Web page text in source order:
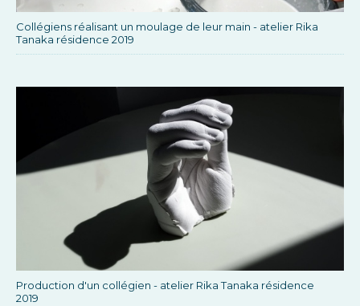
Collégiens réalisant un moulage de leur main - atelier Rika
Tanaka résidence 2019
Production d'un collégien - atelier Rika Tanaka résidence
2019